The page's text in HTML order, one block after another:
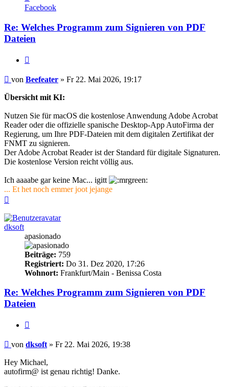
von
Beefeater
Facebook
Re: Welches Programm zum Signieren von PDF
Dateien
Beitrag
von Beefeater » Fr 22. Mai 2026, 19:17
Übersicht mit KI:
Nutzen Sie für macOS die kostenlose Anwendung Adobe Acrobat
Reader oder die offizielle spanische Desktop-App AutoFirma der
Regierung, um Ihre PDF-Dateien mit dem digitalen Zertifikat der
FNMT zu signieren.
Der Adobe Acrobat Reader ist der Standard für digitale Signaturen.
Die kostenlose Version reicht völlig aus.
Ich aaaabe gar keine Mac... igitt
... Et het noch emmer joot jejange
dksoft
apasionado
Beiträge: 759
Registriert: Do 31. Dez 2020, 17:26
Wohnort: Frankfurt/Main - Benissa Costa
Re: Welches Programm zum Signieren von PDF
Dateien
Beitrag
von dksoft » Fr 22. Mai 2026, 19:38
Hey Michael,
autofirm@ ist genau richtig! Danke.